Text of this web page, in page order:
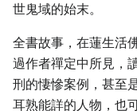
世鬼域的始末。
全書故事，在蓮生活
過作者禪定中所見，
刑的悽慘案例，甚至
耳熟能詳的人物，也